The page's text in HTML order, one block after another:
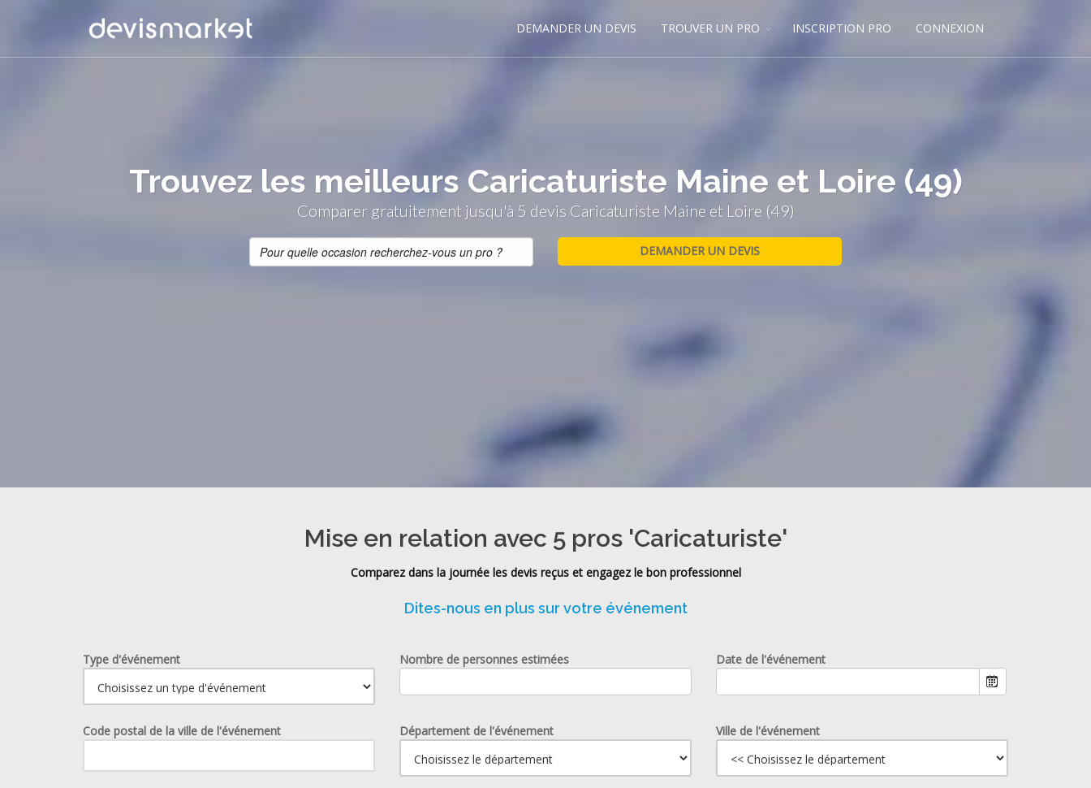
DEMANDER UN DEVIS TROUVER UN PRO INSCRIPTION PRO CONNEXION
Trouvez les meilleurs Caricaturiste Maine et Loire (49)
Comparer gratuitement jusqu'à 5 devis Caricaturiste Maine et Loire (49)
Mise en relation avec 5 pros 'Caricaturiste'
Comparez dans la journée les devis reçus et engagez le bon professionnel
Dites-nous en plus sur votre événement
Type d'événement Nombre de personnes estimées
Date de l'événement
Code postal de la ville de l'événement Département de l'événement Ville de l'événement